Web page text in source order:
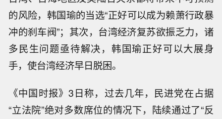
的风险，韩国瑜的当选“正好可以成为赖萧行政暴
冲的刹车阀”；其次，台湾经济复苏欲振乏力，诸
多民生问题亟待解决，韩国瑜正好可以大展身
手，使台湾经济早日脱困。
《中国时报》3日称，过去几年，民进党在占据
“立法院”绝对多数席位的情况下，陆续通过了“反